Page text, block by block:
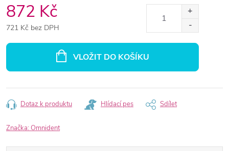
872 Kč
721 Kč bez DPH
VLOŽIT DO KOŠÍKU
Dotaz k produktu Hlídací pes Sdílet
Značka: Omnident